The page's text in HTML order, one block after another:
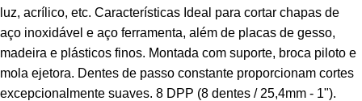
luz, acrílico, etc. Características Ideal para cortar chapas de
aço inoxidável e aço ferramenta, além de placas de gesso,
madeira e plásticos finos. Montada com suporte, broca piloto e
mola ejetora. Dentes de passo constante proporcionam cortes
excepcionalmente suaves. 8 DPP (8 dentes / 25,4mm - 1").